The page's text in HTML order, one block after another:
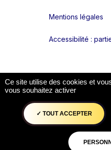
Liens réseaux
Mentions légales
Accessibilité :
Ce site utilise des cookies et
vous souhaitez activer
TOUT ACCEPTER